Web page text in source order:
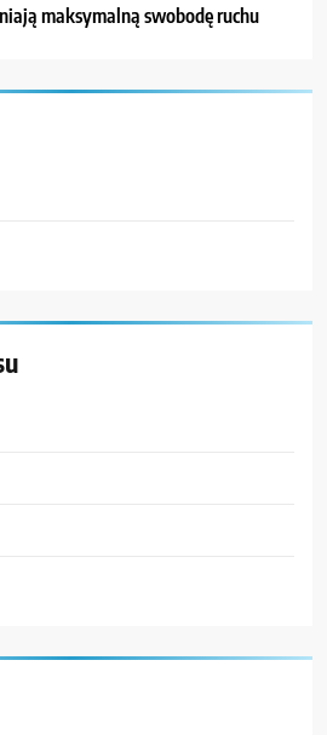
maksymalną swobodę ruchu